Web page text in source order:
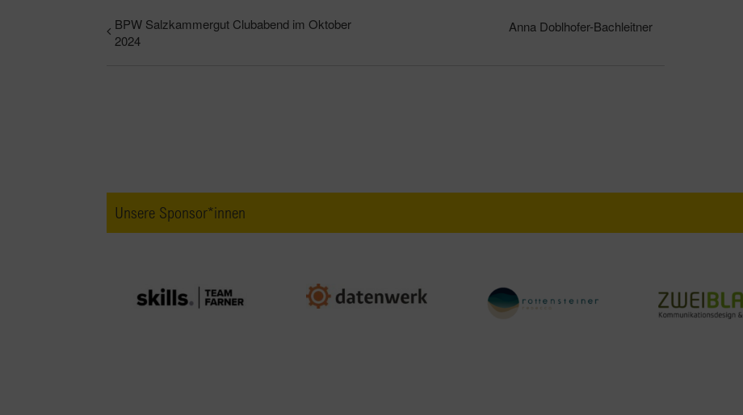
BPW Salzkammergut Clubabend im Oktober
2024
Anna Doblhofer-Bachleitner
Unsere Sponsor*innen